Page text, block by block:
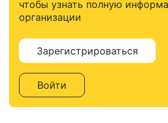
чтобы узнать полную
организации
Зарегистрироваться
Войти